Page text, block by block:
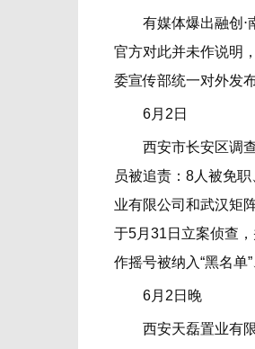
有媒体爆出融创⋅南
官方对此并未作说明
委宣传部统一对外发布
6月2日
西安市长安区调查
员被追责：8人被免
业有限公司和武汉矩
于5月31日立案侦查
作摇号被纳入“黑名单
6月2日晚
西安天磊置业有限